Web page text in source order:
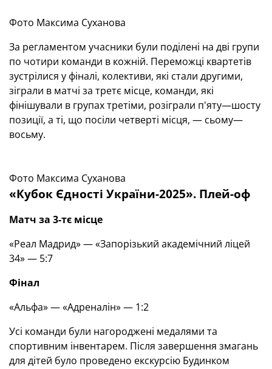
Фото Максима Суханова
За регламентом учасники були поділені на дві групи
по чотири команди в кожній. Переможці квартетів
зустрілися у фіналі, колективи, які стали другими,
зіграли в матчі за третє місце, команди, які
фінішували в групах третіми, розіграли п'яту—шосту
позиції, а ті, що посіли четверті місця, — сьому—
восьму.
Фото Максима Суханова
«Кубок Єдності України-2025». Плей-оф
Матч за 3-тє місце
«Реал Мадрид» — «Запорізький академічний ліцей
34» — 5:7
Фінал
«Альфа» — «Адреналін» — 1:2
Усі команди були нагороджені медалями та
спортивним інвентарем. Після завершення змагань
для дітей було проведено екскурсію Будинком